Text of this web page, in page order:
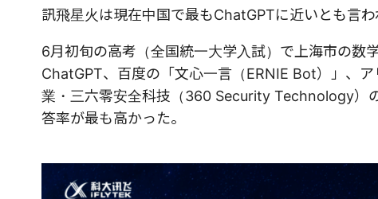
訊飛星火は現在中国で最もChatGPTに近いとも言わ
6月初旬の高考（全国統一大学入試）で上海市の数
ChatGPT、百度の「文心一言（ERNIE Bot）」、
業・三六零安全科技（360 Security Technology）
答率が最も高かった。